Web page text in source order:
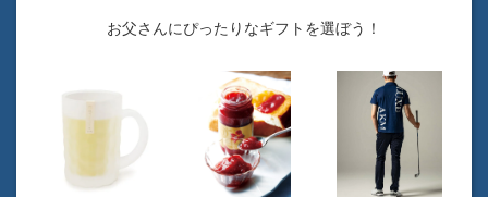
お父さんにぴったりなギフトを選ぼう！